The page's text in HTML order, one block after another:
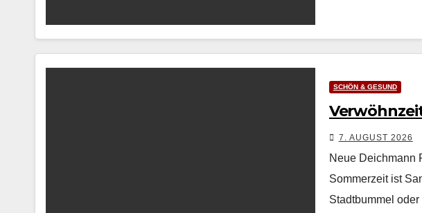
SCHÖN & GESUND
7. AUGUST 2026
Neue Deichmann
Som­merzeit ist
Stadt­bum­mel